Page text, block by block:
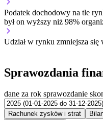
Podatek dochodowy na tle
był on wyższy niż 98%
Udział w rynku zmniejsza się
Sprawozdania
dane za rok sprawozdanie
Rachunek zysków i strat